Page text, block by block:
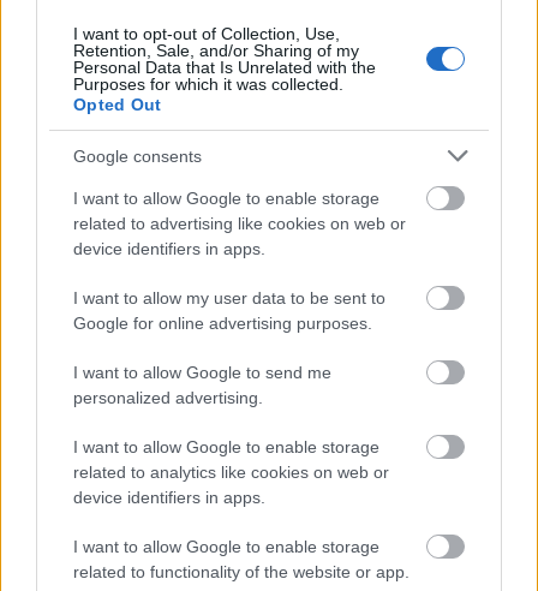
I want to opt-out of Collection, Use,
Retention, Sale, and/or Sharing of my
Personal Data that Is Unrelated with the
Purposes for which it was collected.
Opted Out
Google consents
I want to allow Google to enable storage
related to advertising like cookies on web or
device identifiers in apps.
I want to allow my user data to be sent to
Google for online advertising purposes.
I want to allow Google to send me
personalized advertising.
I want to allow Google to enable storage
related to analytics like cookies on web or
device identifiers in apps.
I want to allow Google to enable storage
related to functionality of the website or app.
Ezután kevergesd néhány másodpercig, majd szűrd
le a keveréket, és hagyd, hogy a víz
szobahőmérsékletű legyen. Akár így, szimplán is
nyugodtan fogyaszthatod, de ha úgy jobban ízlik,
egy teáskanál mézet is tehetsz bele. Gyakorlatilag
elkortyolgattad, már élvezheted isaz előnyeit,
amelyek rendszeres, akár napi fogyasztás mellett
még jobban érvényesülnek.
Mire jó még a babérlevél?
A babérlevél önmagában sok egyéb pozitív
tulajdonsággal is rendelkezik. Ilyen többek közt az,
természetes növekedésére, ha vízbe áztatod, majd
samponozás után finoman bedörzsölöd vele a
fejbőrödet. Élelmiszertárolás esetén hatalmas
segítség, hogy a laurinsavtartalmának
köszönhetően rovarriasztóként is remekül